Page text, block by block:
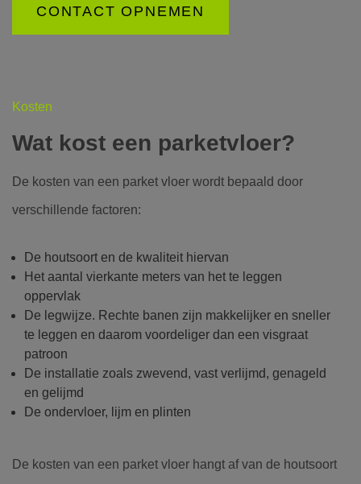
CONTACT OPNEMEN
Kosten
Wat kost een parketvloer?
De kosten van een parket vloer wordt bepaald door
verschillende factoren:
De houtsoort en de kwaliteit hiervan
Het aantal vierkante meters van het te leggen
oppervlak
De legwijze. Rechte banen zijn makkelijker en sneller
te leggen en daarom voordeliger dan een visgraat
patroon
De installatie zoals zwevend, vast verlijmd, genageld
en gelijmd
De ondervloer, lijm en plinten
De kosten van een parket vloer hangt af van de houtsoort